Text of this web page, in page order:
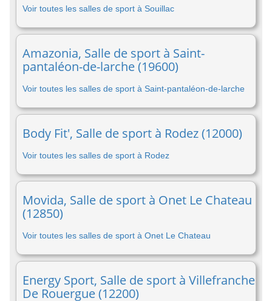
Voir toutes les salles de sport à Souillac
Amazonia, Salle de sport à Saint-
pantaléon-de-larche (19600)
Voir toutes les salles de sport à Saint-pantaléon-de-larche
Body Fit', Salle de sport à Rodez (12000)
Voir toutes les salles de sport à Rodez
Movida, Salle de sport à Onet Le Chateau
(12850)
Voir toutes les salles de sport à Onet Le Chateau
Energy Sport, Salle de sport à Villefranche
De Rouergue (12200)